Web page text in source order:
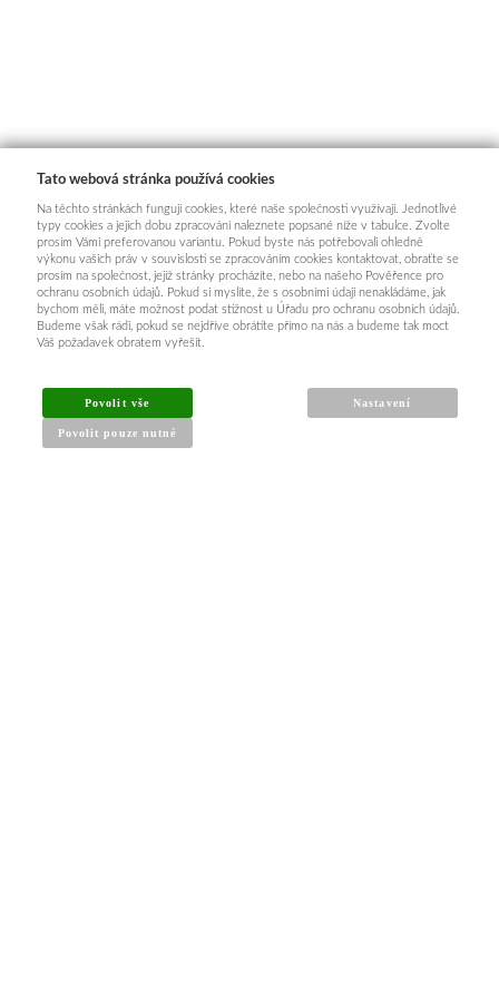
Tato webová stránka používá cookies
Na těchto stránkách fungují cookies, které naše společnosti využívají. Jednotlivé
typy cookies a jejich dobu zpracování naleznete popsané níže v tabulce. Zvolte
prosím Vámi preferovanou variantu. Pokud byste nás potřebovali ohledně
výkonu vašich práv v souvislosti se zpracováním cookies kontaktovat, obraťte se
prosím na společnost, jejíž stránky procházíte, nebo na našeho Pověřence pro
ochranu osobních údajů. Pokud si myslíte, že s osobními údaji nenakládáme, jak
bychom měli, máte možnost podat stížnost u Úřadu pro ochranu osobních údajů.
Budeme však rádi, pokud se nejdříve obrátíte přímo na nás a budeme tak moct
Váš požadavek obratem vyřešit.
Povolit vše
Povolit pouze nutné
Nastavení